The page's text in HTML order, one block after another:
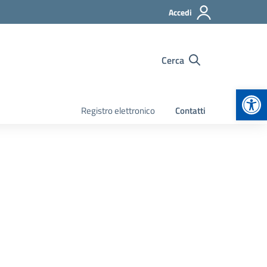
Accedi
Cerca
Registro elettronico Contatti